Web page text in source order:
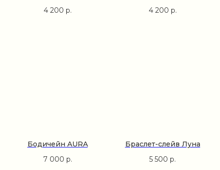
4 200 р.
4 200 р.
Бодичейн AURA
7 000 р.
Браслет-слейв Луна
5 500 р.